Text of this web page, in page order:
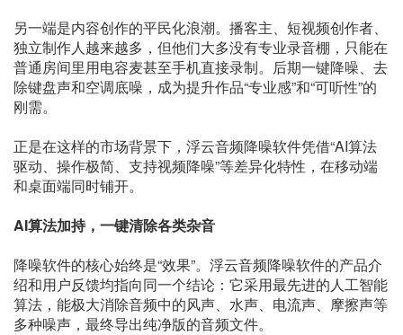
另一端是内容创作的平民化浪潮。播客主、短视频创作者、
独立制作人越来越多，但他们大多没有专业录音棚，只能在
普通房间里用电容麦甚至手机直接录制。后期一键降噪、去
除键盘声和空调底噪，成为提升作品“专业感”和“可听性”的
刚需。
正是在这样的市场背景下，浮云音频降噪软件凭借“AI算法
驱动、操作极简、支持视频降噪”等差异化特性，在移动端
和桌面端同时铺开。
AI算法加持，一键清除各类杂音
降噪软件的核心始终是“效果”。浮云音频降噪软件的产品介
绍和用户反馈均指向同一个结论：它采用最先进的人工智能
算法，能极大消除音频中的风声、水声、电流声、摩擦声等
多种噪声，最终导出纯净版的音频文件。